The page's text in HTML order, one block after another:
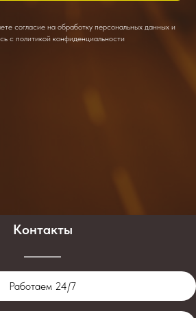
согласие на обработку персональных данных и
c политикой конфиденциальности
Контакты
Работаем 24/7